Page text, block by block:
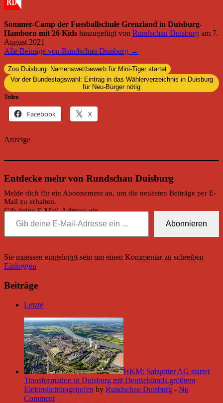
Sommer-Camp der Fussballschule Grenzland in Duisburg-
Hamborn mit 26 Kids hinzugefügt von Rundschau Duisburg am 7.
August 2021
Alle Beiträge von Rundschau Duisburg →
Zoo Duisburg: Namenswettbewerb für Mini-Tiger startet
Vor der Bundestagswahl: Eintrag in das Wählerverzeichnis in Duisburg
für Neu-Bürger nötig
Teilen
Facebook X
Anzeige
Entdecke mehr von Rundschau Duisburg
Melde dich für ein Abonnement an, um die neuesten Beiträge per E-
Mail zu erhalten.
Gib deine E-Mail-Adresse ein ...
Abonnieren
Sie muessen eingeloggt sein um einen Kommentar zu schreiben
Einloggen
Beiträge
Letzte
HKM: Salzgitter AG startet
Transformation in Duisburg mit Deutschlands größtem
Elektrolichtbogenofen by Rundschau Duisburg - No
Comment